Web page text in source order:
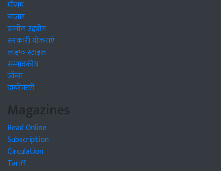
मौसम
बाजार
ग्रामीण उद्द्योग
सरकारी योजनाएं
लाइफ स्टाइल
सम्पादकीय
जॉब्स
डायरेक्टरी
Magazines
Read Online
Subscription
Circulation
Tariff